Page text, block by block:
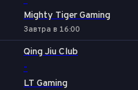
Mighty Tiger Gaming
Завтра в 16:00
Qing Jiu Club
-
LT Gaming